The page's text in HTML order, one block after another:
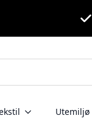
Utemiljø